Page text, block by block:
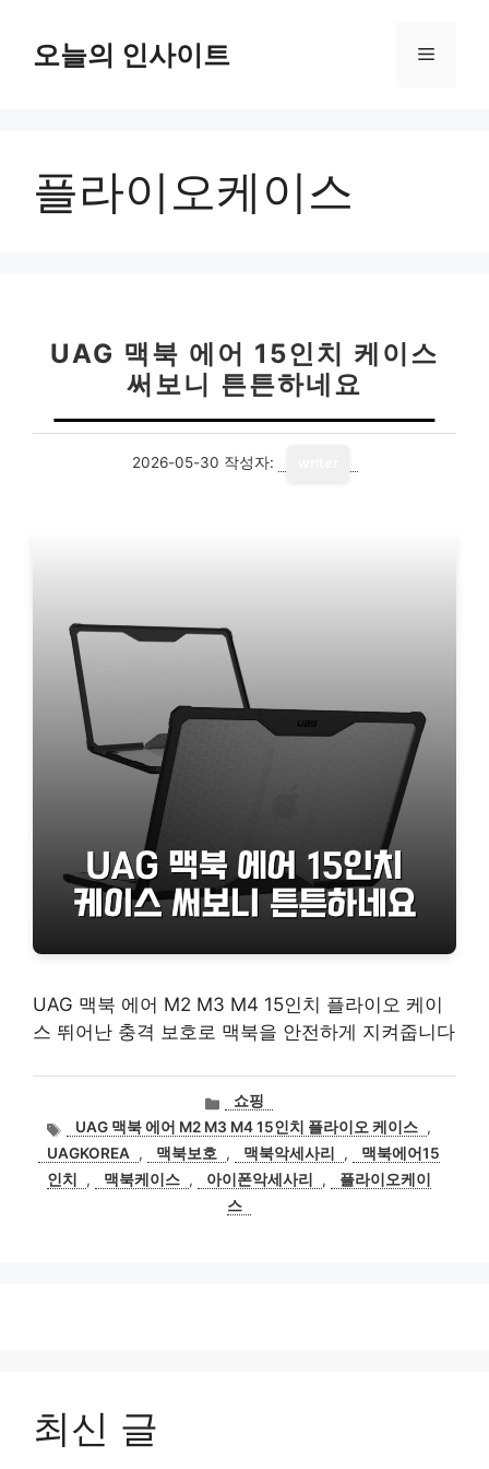
오늘의 인사이트 메
플라이오케이스
UAG 맥북 에어 15인치 케이스
써보니 튼튼하네요
2026-05-30 작성자:
UAG 맥북 에어 M2 M3 M4 15인치 플라이오 케이
스 뛰어난 충격 보호로 맥북을 안전하게 지켜줍니다
카
테
고
리
쇼핑
태
그
UAG 맥북 에어 M2 M3 M4 15인치 플라이오 케이스 ,
UAGKOREA
, 맥북보호 , 맥북악세사리 ,
맥북에어15
인치
, 맥북케이스 , 아이폰악세사리 ,
플라이오케이
스
최신 글